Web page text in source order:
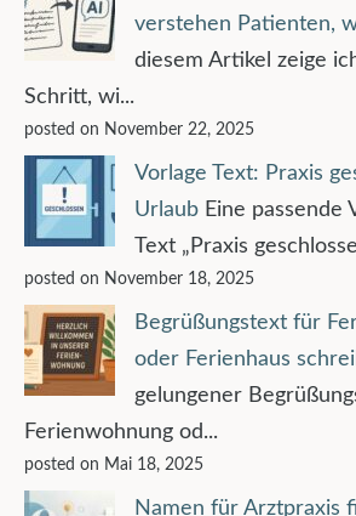
verstehen Patienten,
diesem Artikel zeige
Schritt, wi...
posted on November 22, 2025
Vorlage Text: Praxis
Urlaub Eine passende
Text „Praxis
posted on November 18, 2025
Begrüßungstext für
oder Ferienhaus
gelungener
Ferienwohnung od...
posted on Mai 18, 2025
Namen für Arztpraxis